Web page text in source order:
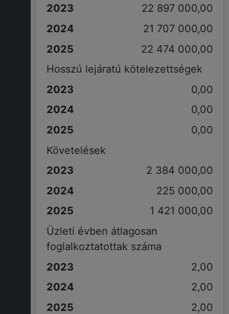
22 897 000,00
21 707 000,00
22 474 000,00
Hosszú lejáratú kötelezettségek
0,00
0,00
0,00
Követelések
2 384 000,00
225 000,00
1 421 000,00
Üzleti évben átlagosan
foglalkoztatottak száma
2,00
2,00
2,00